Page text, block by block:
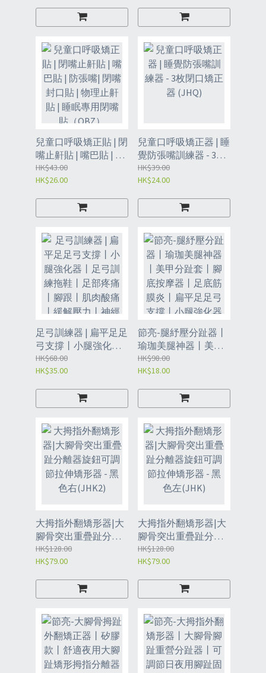
唇套）（JHY8）
兒童口呼吸矯正貼 | 閉
嘴止鼾貼 | 嘴巴貼 | 防
張嘴| 閉嘴 封口貼 | 物
理止鼾貼 | 睡眠專用閉
HK$43.00
HK$26.00
兒童口呼吸矯正器 | 睡
覺防張嘴訓練器 - 3枚
閉口矯正器 (JHQ)
HK$39.00
HK$24.00
足弓訓練器 | 扁平足足
弓支撐丨小腿強化器
丨足弓訓練拖鞋丨足
部疼痛丨腳跟丨肌肉
經分趾器-粉色一對裝
（JDW2）
HK$68.00
HK$35.00
節亮-腿紓壓分趾器丨
瑜珈美腿神器丨美甲
分趾套丨腳底按摩器
丨足底筋膜炎丨扁平
化器丨足弓訓練拖鞋
丨足部疼痛丨腳跟丨
肌肉酸痛丨緩解壓力
丨神經分趾器丨足弓
訓練器丨藍色2個裝丨
JDW
HK$98.00
HK$18.00
大拇指外翻矯形器|大
腳骨突出重疊趾分離
器旋鈕可調節拉伸矯
形器 - 黑色右(JHK2)
HK$128.00
HK$79.00
大拇指外翻矯形器|大
腳骨突出重疊趾分離
器旋鈕可調節拉伸矯
形器 - 黑色左(JHK)
HK$128.00
HK$79.00